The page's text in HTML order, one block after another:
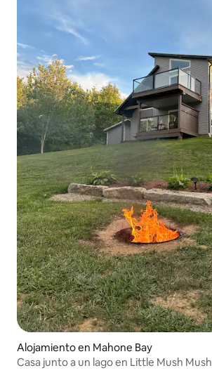
Alojamiento en Mahone Bay
Casa junto a un lago en Little Mush Mush